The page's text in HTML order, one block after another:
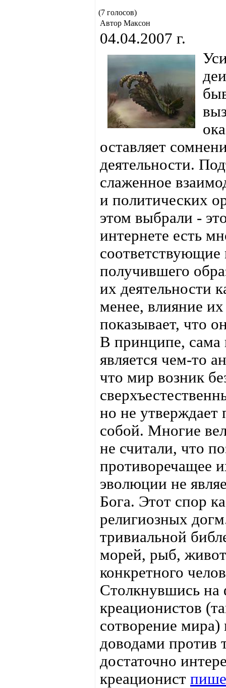
(7 голосов)
Автор Максон
04.04.2007 г.
оставляет
деятельности.
слаженное
и политических
этом выбрали -
интернете есть
соответствующие
получившего
их деятельности
менее, влияние их
показывает, что
В принципе, сама
является чем-то
что мир возник
но не утверждает
собой. Многие
не считали, что
противоречащее
эволюции не
Бога. Этот спор
религиозных
тривиальной
морей, рыб,
конкретного
Столкнувшись на
креационистов
сотворение
доводами против
достаточно
креационист